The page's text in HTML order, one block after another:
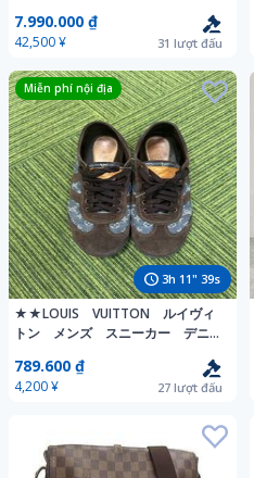
7.990.000 ₫
42,500 ¥ 31 lượt đấu
3h 11" 38s
Miễn phí nội địa
★★LOUIS VUITTON ルイヴィ
トン メンズ スニーカー デニム
ｍ★★
789.600 ₫
4,200 ¥ 27 lượt đấu